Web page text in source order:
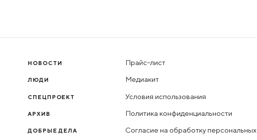
НОВОСТИ
ЛЮДИ
СПЕЦПРОЕКТ
АРХИВ
ДОБРЫЕ ДЕЛА
Прайс-лист
Медиакит
Условия использования
Политика конфиденциальности
Согласие на обработку персональных